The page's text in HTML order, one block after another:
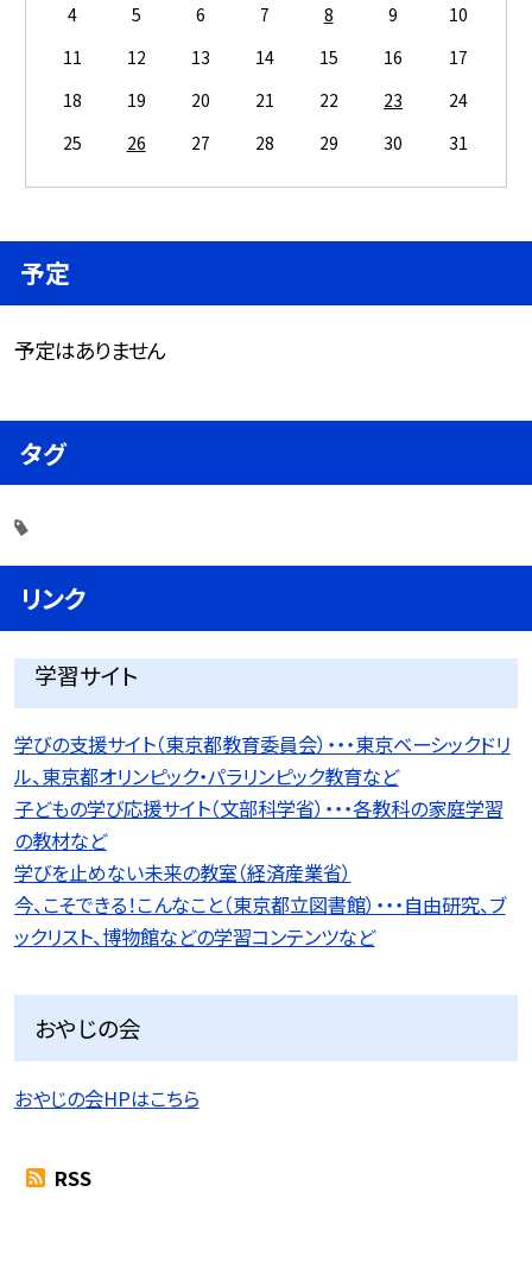
4
5 6 7 8 9
10
11
12 13 14 15 16
17
18
19 20 21 22 23
24
25
26 27 28 29 30 31
予定
予定はありません
タグ
リンク
学習サイト
学びの支援サイト（東京都教育委員会）・・・東京ベーシックドリ
ル、東京都オリンピック・パラリンピック教育など
子どもの学び応援サイト（文部科学省）・・・各教科の家庭学習
の教材など
学びを止めない未来の教室（経済産業省）
今、こそできる！こんなこと（東京都立図書館）・・・自由研究、ブ
ックリスト、博物館などの学習コンテンツなど
おやじの会
おやじの会HPはこちら
RSS